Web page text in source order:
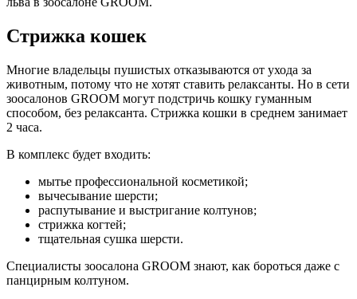
Стрижка кошек
Многие владельцы пушистых отказываются от ухода за
животным, потому что не хотят ставить релаксанты. Но в сети
зоосалонов GROOM могут подстричь кошку гуманным
способом, без релаксанта. Стрижка кошки в среднем занимает
2 часа.
В комплекс будет входить:
мытье профессиональной косметикой;
вычесывание шерсти;
распутывание и выстригание колтунов;
стрижка когтей;
тщательная сушка шерсти.
Специалисты зоосалона GROOM знают, как бороться даже с
панцирным колтуном.